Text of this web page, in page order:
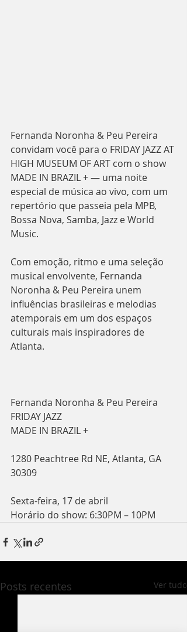
Fernanda Noronha & Peu Pereira
convidam você para o FRIDAY JAZZ AT
HIGH MUSEUM OF ART com o show
MADE IN BRAZIL + — uma noite
especial de música ao vivo, com um
repertório que passeia pela MPB,
Bossa Nova, Samba, Jazz e World
Music.
Com emoção, ritmo e uma seleção
musical envolvente, Fernanda
Noronha & Peu Pereira unem
influências brasileiras e melodias
atemporais em um dos espaços
culturais mais inspiradores de
Atlanta.
Fernanda Noronha & Peu Pereira
FRIDAY JAZZ
MADE IN BRAZIL +
1280 Peachtree Rd NE, Atlanta, GA
30309
Sexta-feira, 17 de abril
Horário do show: 6:30PM – 10PM
Posts recentes Ver tudo